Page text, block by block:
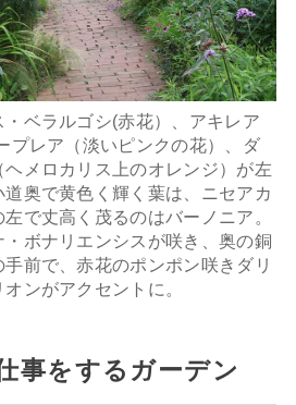
ベラルゴシ(赤花）、アキレア
プレア（淡いピンクの花）、ダ
メロカリス上のオレンジ）が左
奥で黄色く輝く葉は、ニセアカ
で丈高く茂るのはバーノニア。
ボナリエンシスが咲き、奥の銅
前で、赤花のポンポン咲きダリ
ンがアクセントに。
事をするガーデン